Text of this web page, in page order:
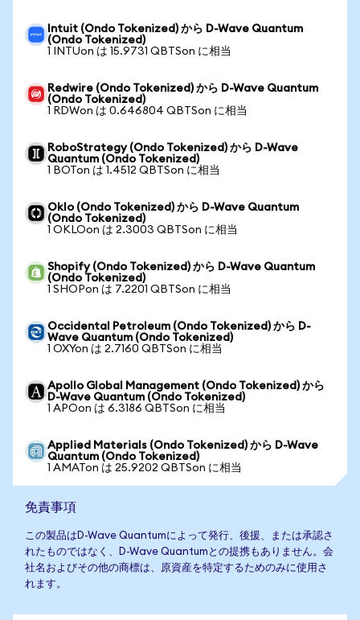
Intuit (Ondo Tokenized) から D-Wave Quantum
(Ondo Tokenized)
1 INTUon は 15.9731 QBTSon に相当
Redwire (Ondo Tokenized) から D-Wave Quantum
(Ondo Tokenized)
1 RDWon は 0.646804 QBTSon に相当
RoboStrategy (Ondo Tokenized) から D-Wave
Quantum (Ondo Tokenized)
1 BOTon は 1.4512 QBTSon に相当
Oklo (Ondo Tokenized) から D-Wave Quantum
(Ondo Tokenized)
1 OKLOon は 2.3003 QBTSon に相当
Shopify (Ondo Tokenized) から D-Wave Quantum
(Ondo Tokenized)
1 SHOPon は 7.2201 QBTSon に相当
Occidental Petroleum (Ondo Tokenized) から D-
Wave Quantum (Ondo Tokenized)
1 OXYon は 2.7160 QBTSon に相当
Apollo Global Management (Ondo Tokenized) から
D-Wave Quantum (Ondo Tokenized)
1 APOon は 6.3186 QBTSon に相当
Applied Materials (Ondo Tokenized) から D-Wave
Quantum (Ondo Tokenized)
1 AMATon は 25.9202 QBTSon に相当
免責事項
この製品はD-Wave Quantumによって発行、後援、または承認さ
れたものではなく、D-Wave Quantumとの提携もありません。会
社名およびその他の商標は、原資産を特定するためのみに使用さ
れます。